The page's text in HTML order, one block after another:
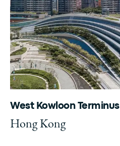
West Kowloon Terminus
Hong Kong